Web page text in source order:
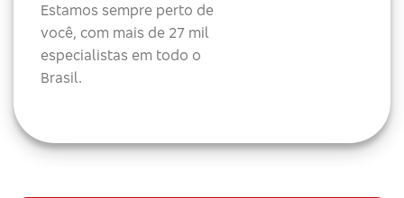
Estamos sempre perto de
você, com mais de 27 mil
especialistas em todo o
Brasil.